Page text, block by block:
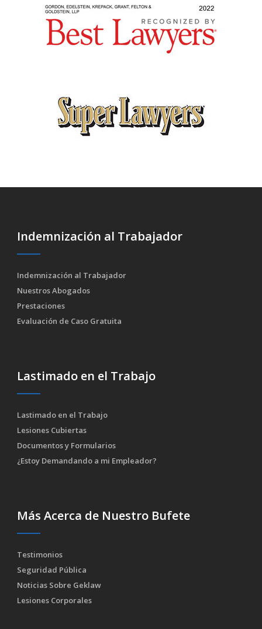
Indemnización al Trabajador
Indemnización al Trabajador
Nuestros Abogados
Prestaciones
Evaluación de Caso Gratuita
Lastimado en el Trabajo
Lastimado en el Trabajo
Lesiones Cubiertas
Documentos y Formularios
¿Estoy Demandando a mi Empleador?
Más Acerca de Nuestro Bufete
Testimonios
Seguridad Pública
Noticias Sobre Geklaw
Lesiones Corporales